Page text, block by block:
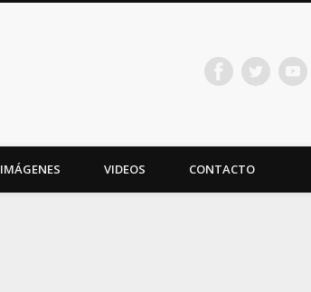
IMÁGENES VIDEOS CONTACTO